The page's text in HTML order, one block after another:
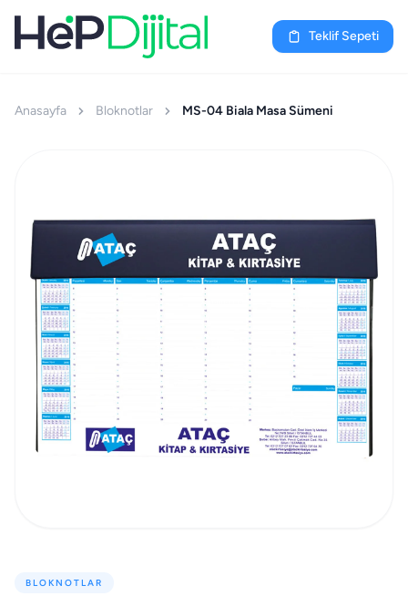
Teklif Sepeti
Anasayfa Bloknotlar MS-04 Biala Masa Sümeni
BLOKNOTLAR